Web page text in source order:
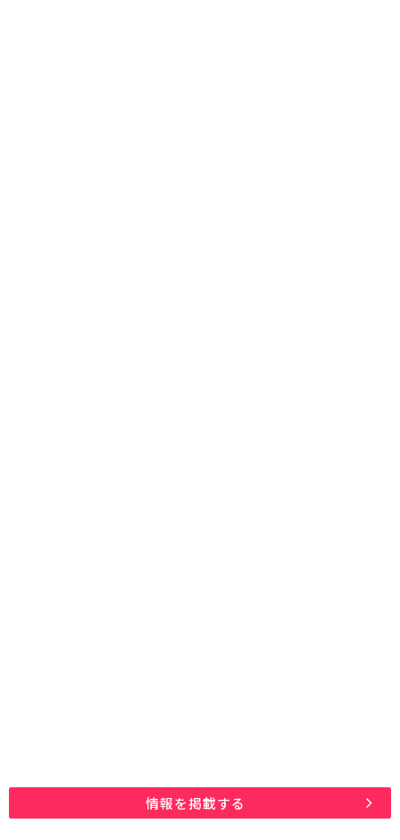
情報を掲載する